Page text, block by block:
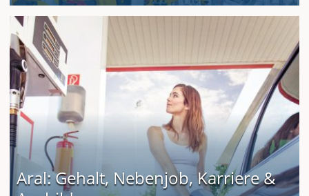
Aral: Gehalt, Nebenjob, Karriere &